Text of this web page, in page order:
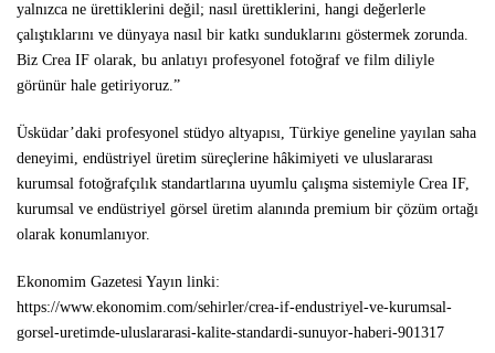
yalnızca ne ürettiklerini değil; nasıl ürettiklerini, hangi değerlerle
çalıştıklarını ve dünyaya nasıl bir katkı sunduklarını göstermek zorunda.
Biz Crea IF olarak, bu anlatıyı profesyonel fotoğraf ve film diliyle
görünür hale getiriyoruz.”
Üsküdar’daki profesyonel stüdyo altyapısı, Türkiye geneline yayılan saha
deneyimi, endüstriyel üretim süreçlerine hâkimiyeti ve uluslararası
kurumsal fotoğrafçılık standartlarına uyumlu çalışma sistemiyle Crea IF,
kurumsal ve endüstriyel görsel üretim alanında premium bir çözüm ortağı
olarak konumlanıyor.
Ekonomim Gazetesi Yayın linki:
https://www.ekonomim.com/sehirler/crea-if-endustriyel-ve-kurumsal-
gorsel-uretimde-uluslararasi-kalite-standardi-sunuyor-haberi-901317